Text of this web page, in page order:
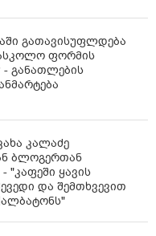
გათავისუფლდება
ფორმის
- განათლების
კალაძე
ბლოგერთან
"კაფეში ყავის
და შემთხვევით